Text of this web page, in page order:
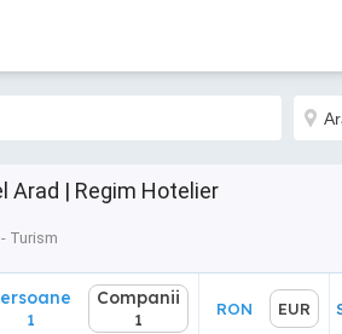
Arad | Regim Hotelier
Turism
1
Companii
1
RON EUR